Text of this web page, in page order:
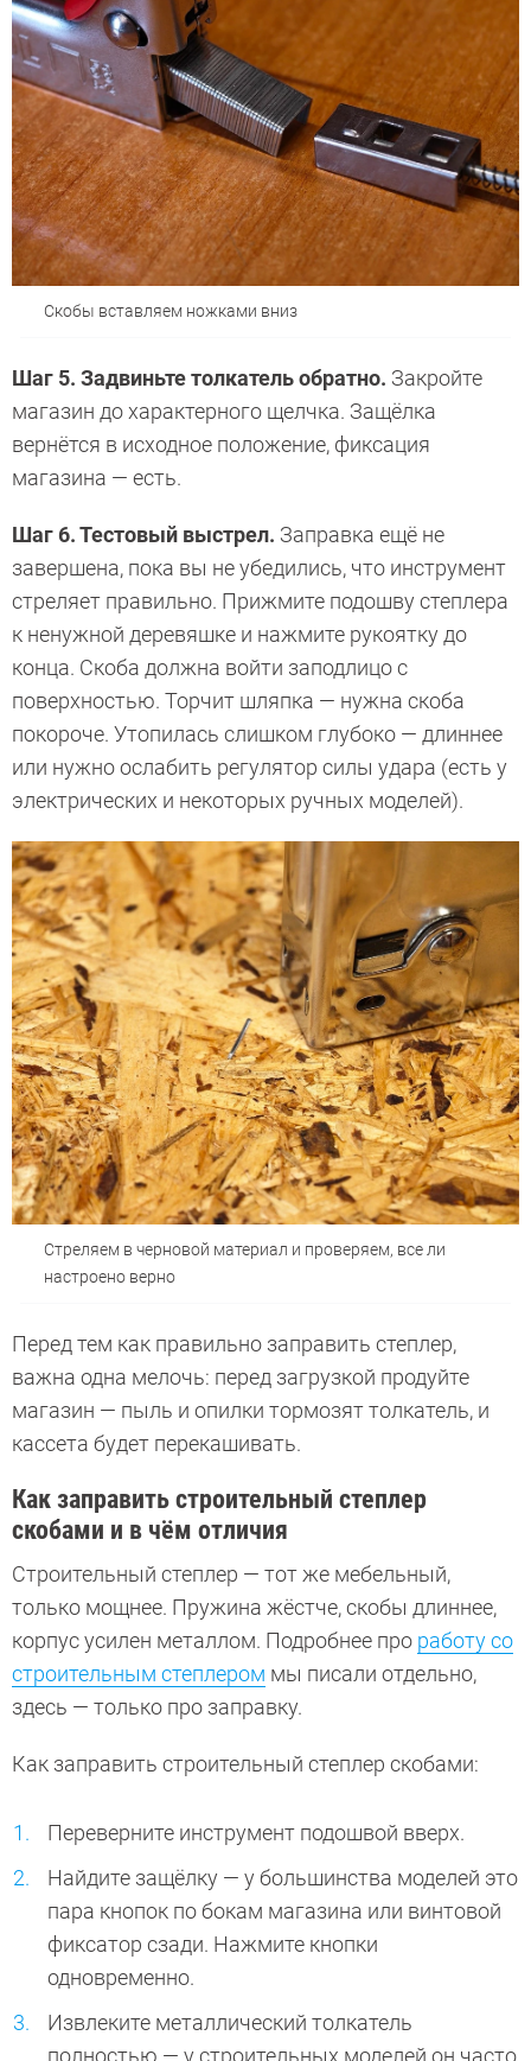
Скобы вставляем ножками вниз
Шаг 5. Задвиньте толкатель обратно. Закройте
магазин до характерного щелчка. Защёлка
вернётся в исходное положение, фиксация
магазина — есть.
Шаг 6. Тестовый выстрел. Заправка ещё не
завершена, пока вы не убедились, что инструмент
стреляет правильно. Прижмите подошву степлера
к ненужной деревяшке и нажмите рукоятку до
конца. Скоба должна войти заподлицо с
поверхностью. Торчит шляпка — нужна скоба
покороче. Утопилась слишком глубоко — длиннее
или нужно ослабить регулятор силы удара (есть у
электрических и некоторых ручных моделей).
Стреляем в черновой материал и проверяем, все ли
настроено верно
Перед тем как правильно заправить степлер,
важна одна мелочь: перед загрузкой продуйте
магазин — пыль и опилки тормозят толкатель, и
кассета будет перекашивать.
Как заправить строительный степлер
скобами и в чём отличия
Строительный степлер — тот же мебельный,
только мощнее. Пружина жёстче, скобы длиннее,
корпус усилен металлом. Подробнее про работу со
строительным степлером мы писали отдельно,
здесь — только про заправку.
Как заправить строительный степлер скобами:
Переверните инструмент подошвой вверх.
Найдите защёлку — у большинства моделей это
пара кнопок по бокам магазина или винтовой
фиксатор сзади. Нажмите кнопки
одновременно.
Извлеките металлический толкатель
полностью — у строительных моделей он часто